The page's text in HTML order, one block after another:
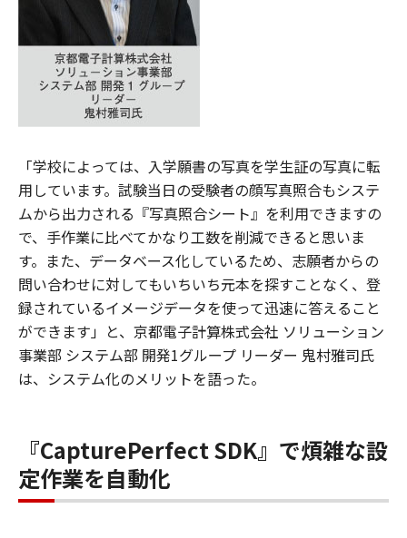
「学校によっては、入学願書の写真を学生証の写真に転
用しています。試験当日の受験者の顔写真照合もシステ
ムから出力される『写真照合シート』を利用できますの
で、手作業に比べてかなり工数を削減できると思いま
す。また、データベース化しているため、志願者からの
問い合わせに対してもいちいち元本を探すことなく、登
録されているイメージデータを使って迅速に答えること
ができます」と、京都電子計算株式会社 ソリューション
事業部 システム部 開発1グループ リーダー 鬼村雅司氏
は、システム化のメリットを語った。
『CapturePerfect SDK』で煩雑な設
定作業を自動化